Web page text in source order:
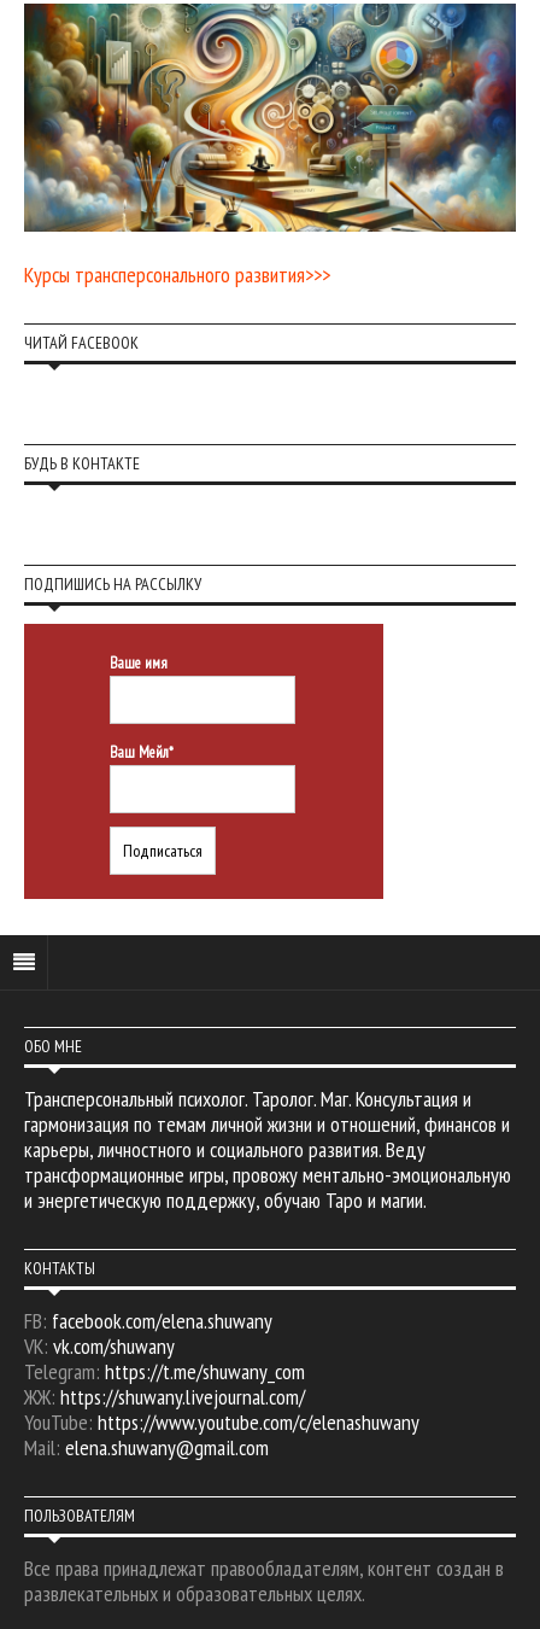
Курсы трансперсонального развития>>>
ЧИТАЙ FACEBOOK
БУДЬ В КОНТАКТЕ
ПОДПИШИСЬ НА РАССЫЛКУ
Ваше имя
Ваш Мейл*
ОБО МНЕ
Трансперсональный психолог. Таролог. Маг. Консультация и
гармонизация по темам личной жизни и отношений, финансов и
карьеры, личностного и социального развития. Веду
трансформационные игры, провожу ментально-эмоциональную
и энергетическую поддержку, обучаю Таро и магии.
КОНТАКТЫ
FB: facebook.com/elena.shuwany
VK: vk.com/shuwany
Telegram: https://t.me/shuwany_com
ЖЖ: https://shuwany.livejournal.com/
YouTube: https://www.youtube.com/c/elenashuwany
Mail: elena.shuwany@gmail.com
ПОЛЬЗОВАТЕЛЯМ
Все права принадлежат правообладателям, контент создан в
развлекательных и образовательных целях.